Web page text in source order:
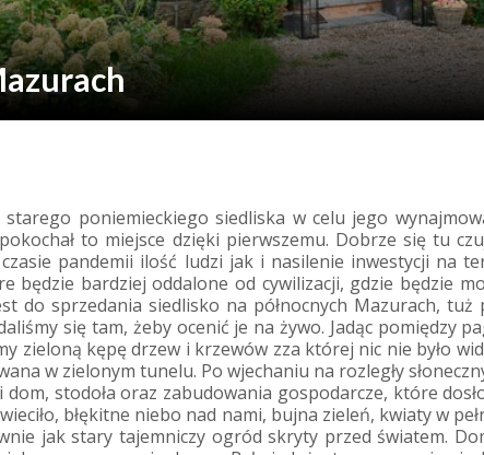
poniemieckiego siedliska w celu jego
to miejsce dzięki pierwszemu. Dobrze się tu
pandemii ilość ludzi jak i nasilenie inwestycji na
będzie bardziej oddalone od cywilizacji, gdzie będzie
do sprzedania siedlisko na północnych Mazurach, tuż
się tam, żeby ocenić je na żywo. Jadąc pomiędzy
zieloną kępę drzew i krzewów zza której nic nie było
w zielonym tunelu. Po wjechaniu na rozległy
stodoła oraz zabudowania gospodarcze, które
błękitne niebo nad nami, bujna zieleń, kwiaty w
jak stary tajemniczy ogród skryty przed światem.